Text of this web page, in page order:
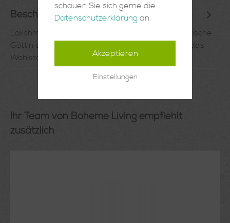
Beschreibung
Lakshmi Holzpuppe BabliLakshmi ist die hinduistische
Göttin des Glücks, der Liebe, der Fruchtbarkeit, des
Wohlstandes, der G… Mehr
Ihr Team von Boheme Living empfiehlt
zusätzlich
schauen Sie sich gerne die
Datenschutzerklärung an.
Akzeptieren
Einstellungen